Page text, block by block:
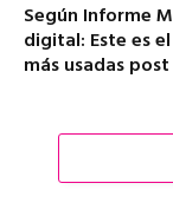
Según Informe
digital: Este es
más usadas